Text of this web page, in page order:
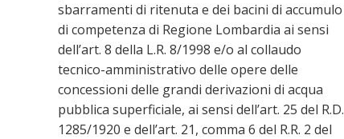
sbarramenti di ritenuta e dei bacini di accumulo
di competenza di Regione Lombardia ai sensi
dell’art. 8 della L.R. 8/1998 e/o al collaudo
tecnico-amministrativo delle opere delle
concessioni delle grandi derivazioni di acqua
pubblica superficiale, ai sensi dell’art. 25 del R.D.
1285/1920 e dell’art. 21, comma 6 del R.R. 2 del